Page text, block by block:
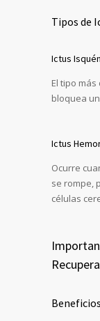
Tipos de
Ictus
El tipo
bloquea
Ictus
Ocurre
se rompe,
células